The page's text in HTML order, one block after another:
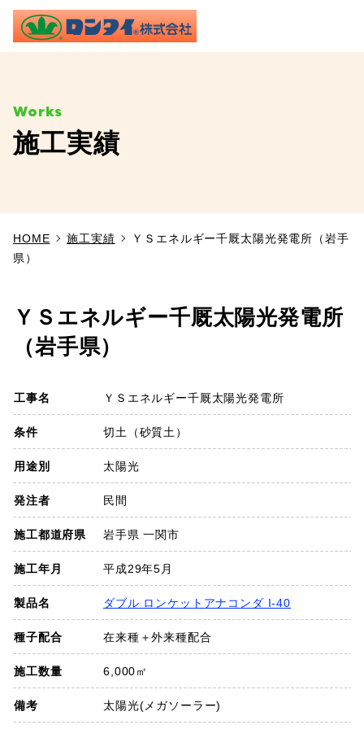
TOP
施工実績
よくあるご質問
会社概要
お知らせ
採用情報
プライバシーポリシー
お問い合わせ
施工実績
HOME 施工実績
ＹＳエネルギー千厩太陽光発電所（岩手
県）
ＹＳエネルギー千厩太陽光発電所
（岩手県）
工事名 ＹＳエネルギー千厩太陽光発電所
条件 切土（砂質土）
用途別 太陽光
発注者 民間
施工都道府県 岩手県 一関市
施工年月 平成29年5月
製品名 ダブル ロンケットアナコンダ I-40
種子配合 在来種＋外来種配合
施工数量 6,000㎡
備考 太陽光(メガソーラー)